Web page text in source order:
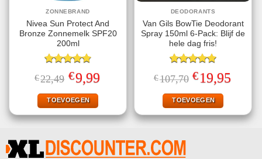
ZONNEBRAND
Nivea Sun Protect And
Bronze Zonnemelk SPF20
200ml
Gewaardeerd
4.78uit 5
€22,49 Oorspronkelijke
prijs
was:
€22,49.
€9,99Huidige
prijs
TOEVOEGEN
DEODORANTS
Van Gils BowTie Deodorant
Spray 150ml 6-Pack: Blijf de
hele dag fris!
Gewaardeerd
5.00uit 5
€107,70 Oorspronkelijke
prijs
was:
€107,70.
€19,95
TOEVOEGEN